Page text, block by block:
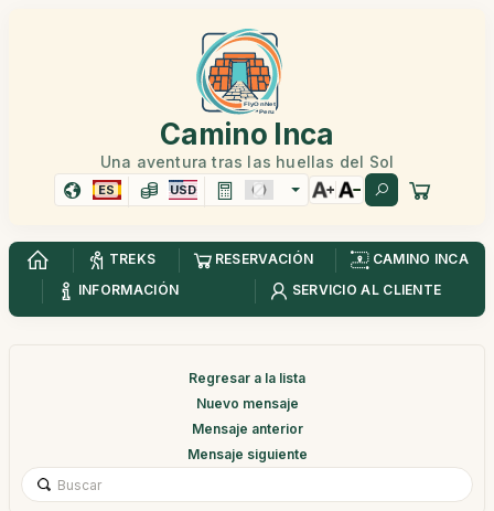
Camino Inca
Una aventura tras las huellas del Sol
ES USD
TREKS RESERVACIÓN
CAMINO INCA
INFORMACIÓN
SERVICIO AL CLIENTE
Regresar a la lista
Nuevo mensaje
Mensaje anterior
Mensaje siguiente